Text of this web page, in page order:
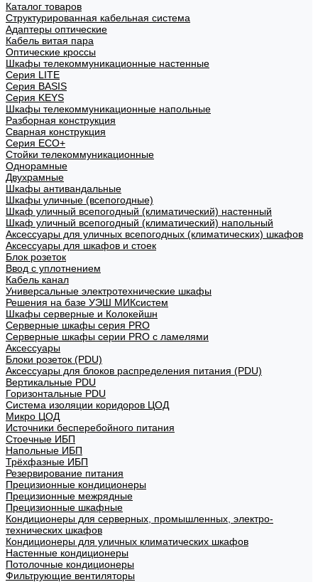
Каталог товаров
Структурированная кабельная система
Адаптеры оптические
Кабель витая пара
Оптические кроссы
Шкафы телекоммуникационные настенные
Cерия LITE
Cерия BASIS
Cерия KEYS
Шкафы телекоммуникационные напольные
Разборная конструкция
Сварная конструкция
Серия ECO+
Стойки телекоммуникационные
Однорамные
Двухрамные
Шкафы антивандальные
Шкафы уличные (всепогодные)
Шкаф уличный всепогодный (климатический) настенный
Шкаф уличный всепогодный (климатический) напольный
Аксессуары для уличных всепогодных (климатических) шкафов
Аксессуары для шкафов и стоек
Блок розеток
Ввод с уплотнением
Кабель канал
Универсальные электротехнические шкафы
Решения на базе УЭШ МИКсистем
Шкафы серверные и Колокейшн
Серверные шкафы серия PRO
Серверные шкафы серии PRO с ламелями
Аксессуары
Блоки розеток (PDU)
Аксессуары для блоков распределения питания (PDU)
Вертикальные PDU
Горизонтальные PDU
Система изоляции коридоров ЦОД
Микро ЦОД
Источники бесперебойного питания
Стоечные ИБП
Напольные ИБП
Трёхфазные ИБП
Резервирование питания
Прецизионные кондиционеры
Прецизионные межрядные
Прецизионные шкафные
Кондиционеры для серверных, промышленных, электро-
технических шкафов
Кондиционеры для уличных климатических шкафов
Настенные кондиционеры
Потолочные кондиционеры
Фильтрующие вентиляторы